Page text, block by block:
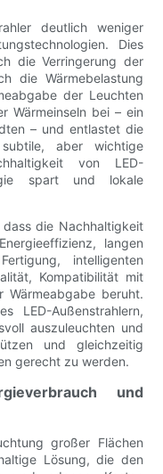
deutlich weniger
Dies
die Verringerung der
die Wärmebelastung
der Leuchten
Wärmeinseln bei – ein
– und entlastet die
subtile, aber wichtige
von LED-
spart und lokale
die Nachhaltigkeit
langen
intelligenten
Kompatibilität mit
Wärmeabgabe beruht.
LED-Außenstrahlern,
auszuleuchten und
und gleichzeitig
gerecht zu werden.
und
großer Flächen
Lösung, die den